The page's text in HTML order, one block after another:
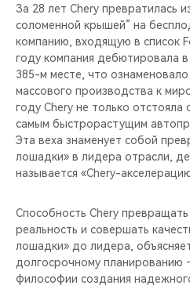
За 28 лет Chery превратилась
соломенной крышей” на
компанию, входящую в список
году компания дебютировала
385-м месте, что
массового производства к
году Chery не только отстояла
самым быстрорастущим
Эта веха знаменует собой
лошадки» в лидера отрасли,
называется «Chery-
Способность Chery
реальность и совершать
лошадки» до лидера,
долгосрочному планированию
философии создания